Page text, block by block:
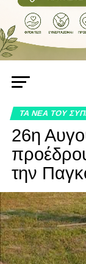
ΤΑ ΝΕΑ ΤΟΥ
26η
την